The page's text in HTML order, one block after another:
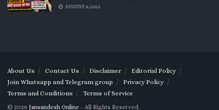
AUGUST 8, 2026
About Us Contact Us Disclaimer
Editorial Policy
Join Whatsapp and Telegram group
Privacy Policy
Terms and Conditions
Terms of Service
© 2026 Jansandesh Online - All Rights Reserved.